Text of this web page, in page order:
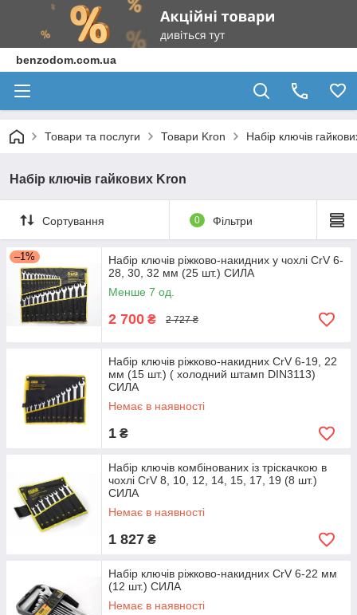
benzodom.com.ua
Товари та послуги Товари Kron Набір ключів
Набір ключів гайкових Kron
Сортування 0 Фільтри
–1%
Набір ключів ріжково-накидних у чохлі CrV 6-
28, 30, 32 мм (25 шт.) СИЛА
Менше 7 од.
2 700 ₴ 2 727 ₴
Набір ключів ріжково-накидних CrV 6-19, 22
мм (15 шт.) ( холодний штамп DIN3113)
СИЛА
Немає в наявності
1 ₴
Набір ключів комбінованих із тріскачкою в
чохлі CrV 8, 10, 12, 14, 15, 17, 19 (8 шт.)
СИЛА
Немає в наявності
1 827 ₴
Набір ключів ріжково-накидних CrV 6-22 мм
(12 шт.) СИЛА
Немає в наявності